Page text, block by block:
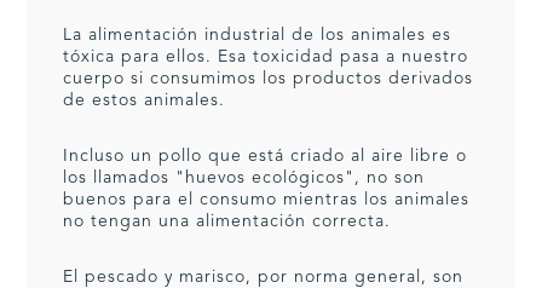
La alimentación industrial de los animales es
tóxica para ellos. Esa toxicidad pasa a nuestro
cuerpo si consumimos los productos derivados
de estos animales.
Incluso un pollo que está criado al aire libre o
los llamados "huevos ecológicos", no son
buenos para el consumo mientras los animales
no tengan una alimentación correcta.
El pescado y marisco, por norma general, son